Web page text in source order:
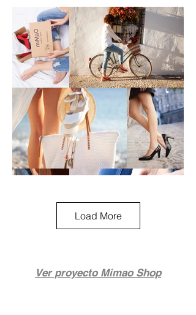
Load More
Ver proyecto Mimao Shop